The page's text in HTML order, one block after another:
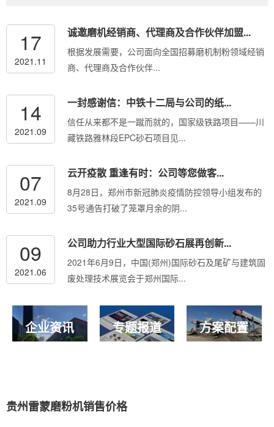
17
2021.11
诚邀磨机经销商、代理商及合作伙伴加盟...
根据发展需要，公司面向全国招募磨机制粉领域经销
商、代理商及合作伙伴...
14
2021.09
一封感谢信：中铁十二局与公司的纸...
信任从来都不是一蹴而就的，国家级铁路项目——川
藏铁路雅林段EPC砂石项目见...
07
2021.09
云开疫散 重逢有时：公司等您做客...
8月28日，郑州市新冠肺炎疫情防控领导小组发布的
35号通告打破了笼罩月余的阴...
09
2021.06
公司助力行业大型国际砂石展再创新...
2021年6月9日，中国(郑州)国际砂石及尾矿与建筑固
废处理技术展览会于郑州国际...
企业资讯 专题报道 方案配置
贵州雷蒙磨粉机销售价格